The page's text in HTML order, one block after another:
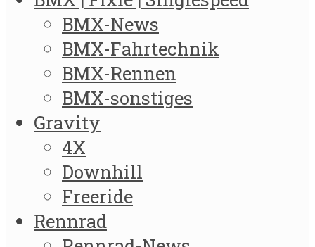
BMX-News
BMX-Fahrtechnik
BMX-Rennen
BMX-sonstiges
Gravity
4X
Downhill
Freeride
Rennrad